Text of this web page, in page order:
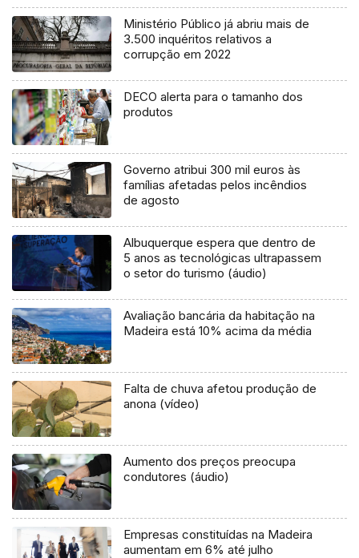
Ministério Público já abriu mais de
3.500 inquéritos relativos a
corrupção em 2022
DECO alerta para o tamanho dos
produtos
Governo atribui 300 mil euros às
famílias afetadas pelos incêndios
de agosto
Albuquerque espera que dentro de
5 anos as tecnológicas ultrapassem
o setor do turismo (áudio)
Avaliação bancária da habitação na
Madeira está 10% acima da média
Falta de chuva afetou produção de
anona (vídeo)
Aumento dos preços preocupa
condutores (áudio)
Empresas constituídas na Madeira
aumentam em 6% até julho